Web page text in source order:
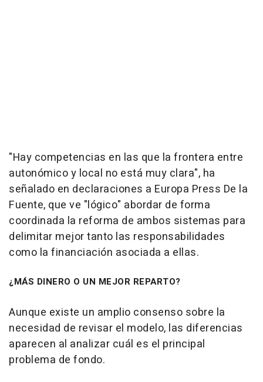
"Hay competencias en las que la frontera entre
autonómico y local no está muy clara", ha
señalado en declaraciones a Europa Press De la
Fuente, que ve "lógico" abordar de forma
coordinada la reforma de ambos sistemas para
delimitar mejor tanto las responsabilidades
como la financiación asociada a ellas.
¿MÁS DINERO O UN MEJOR REPARTO?
Aunque existe un amplio consenso sobre la
necesidad de revisar el modelo, las diferencias
aparecen al analizar cuál es el principal
problema de fondo.